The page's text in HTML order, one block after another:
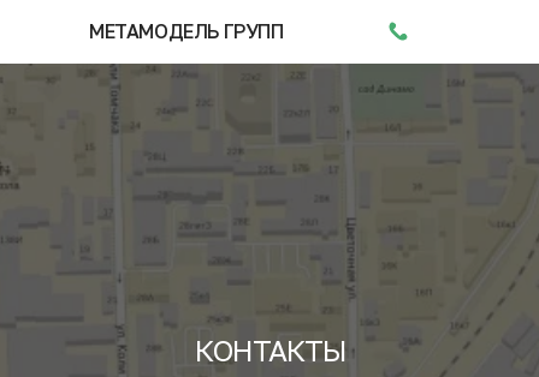
МЕТАМОДЕЛЬ ГРУПП
КОНТАКТЫ